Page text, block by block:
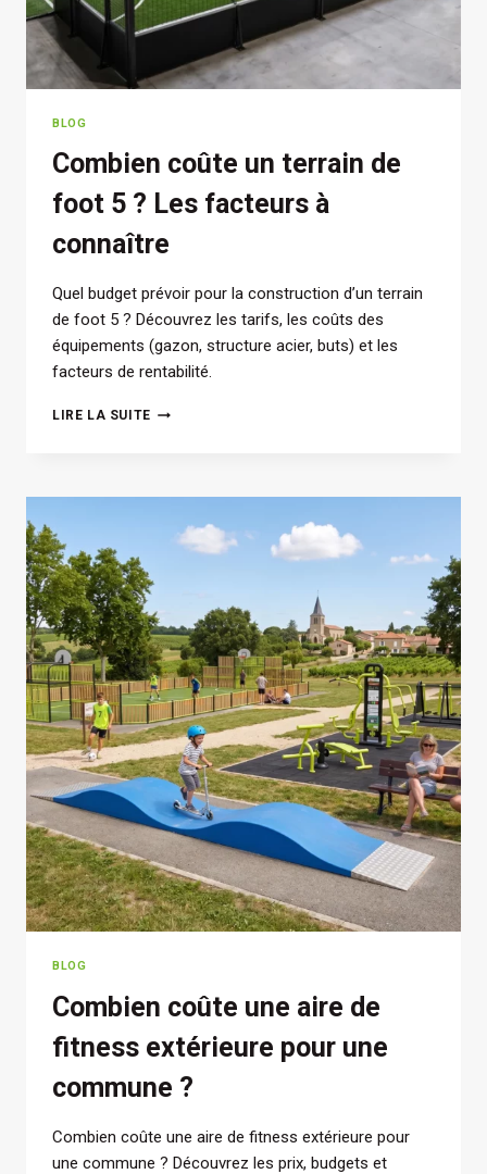
BLOG
Combien coûte un terrain de
foot 5 ? Les facteurs à
connaître
Quel budget prévoir pour la construction d’un terrain
de foot 5 ? Découvrez les tarifs, les coûts des
équipements (gazon, structure acier, buts) et les
facteurs de rentabilité.
LIRE LA SUITECOMBIEN
LES
FACTEURS
À
CONNAÎTRE
BLOG
Combien coûte une aire de
fitness extérieure pour une
commune ?
Combien coûte une aire de fitness extérieure pour
une commune ? Découvrez les prix, budgets et